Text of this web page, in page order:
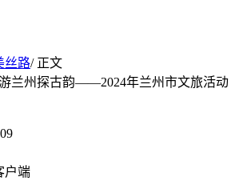
丝路/ 正文
兰州探古韵——2024年兰州市文旅活动
户端